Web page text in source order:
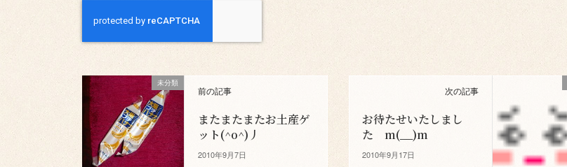
未分類
前の記事
またまたまたお土産ゲ
ット(^o^)丿
2010年9月7日
次の記事
お待たせいたしまし
た m(__)m
2010年9月17日